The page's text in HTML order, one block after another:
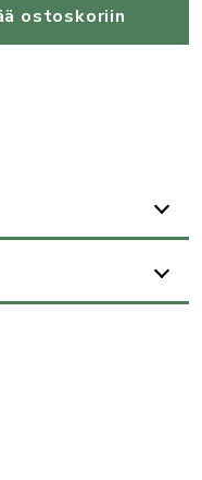
ostoskoriin